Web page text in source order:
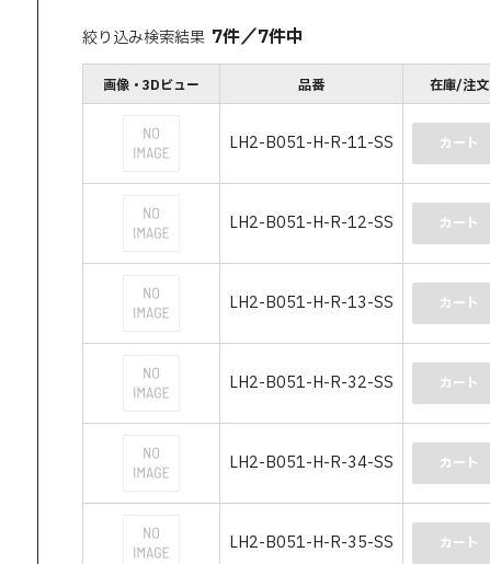
絞り込み検索結果 7件／7件中
画像・3Dビュー 品番 在庫/注文
LH2-B051-H-R-11-SS カート
LH2-B051-H-R-12-SS カート
LH2-B051-H-R-13-SS カート
LH2-B051-H-R-32-SS カート
LH2-B051-H-R-34-SS カート
LH2-B051-H-R-35-SS カート